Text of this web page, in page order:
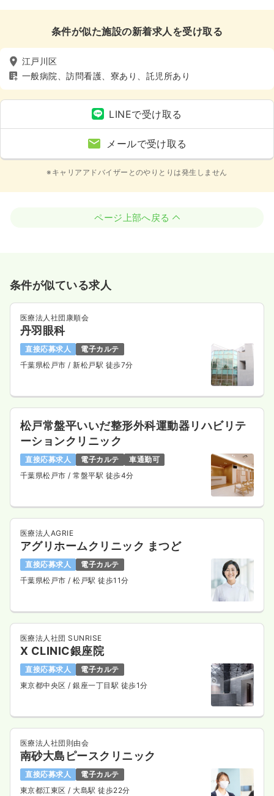
条件が似た施設の新着求人を受け取る
江戸川区
一般病院、訪問看護、寮あり、託児所あり
LINEで受け取る
メールで受け取る
※キャリアアドバイザーとのやりとりは発生しません
ページ上部へ戻る
条件が似ている求人
医療法人社団康順会
丹羽眼科
直接応募求人
電子カルテ
千葉県松戸市/ 新松戸駅 徒歩7分
松戸常盤平いいだ整形外科運動器リハビリテ
ーションクリニック
直接応募求人 電子カルテ
車通勤可
千葉県松戸市/ 常盤平駅 徒歩4分
医療法人AGRIE
アグリホームクリニック まつど
直接応募求人
電子カルテ
千葉県松戸市/ 松戸駅 徒歩11分
医療法人社団 SUNRISE
X CLINIC銀座院
直接応募求人
電子カルテ
東京都中央区/ 銀座一丁目駅 徒歩1分
医療法人社団則由会
南砂大島ピースクリニック
直接応募求人
電子カルテ
東京都江東区/ 大島駅 徒歩22分